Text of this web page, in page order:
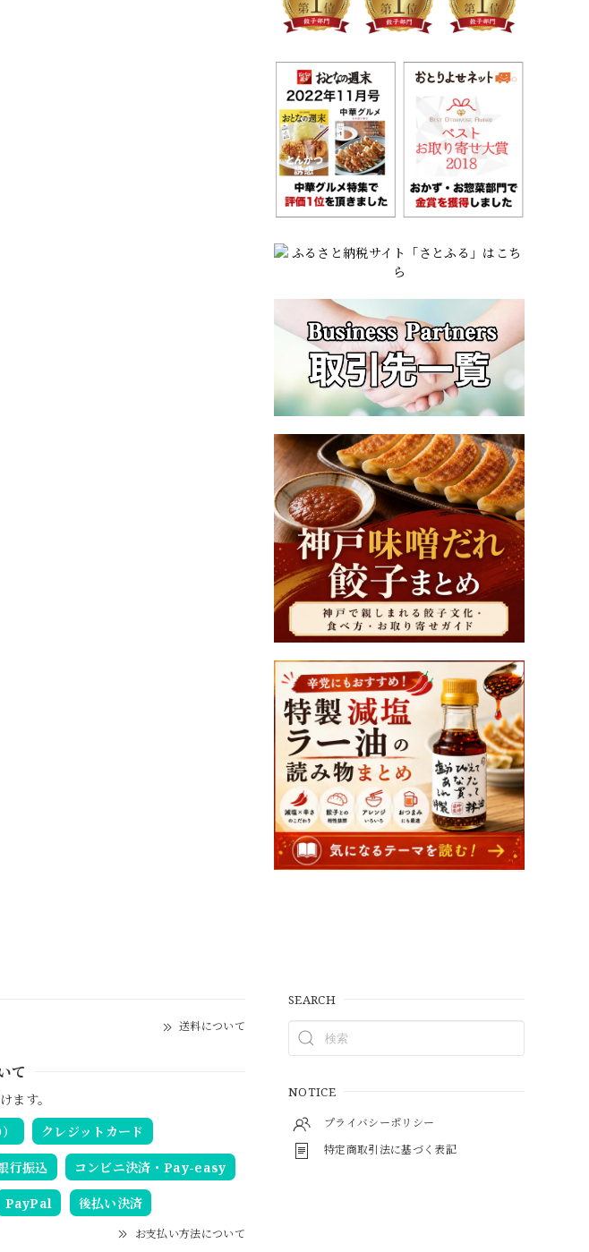
送料について
て
ます。
クレジットカード
行振込 コンビニ決済・Pay-easy
PayPal 後払い決済
お支払い方法について
SEARCH
NOTICE
プライバシーポリシー
特定商取引法に基づく表記